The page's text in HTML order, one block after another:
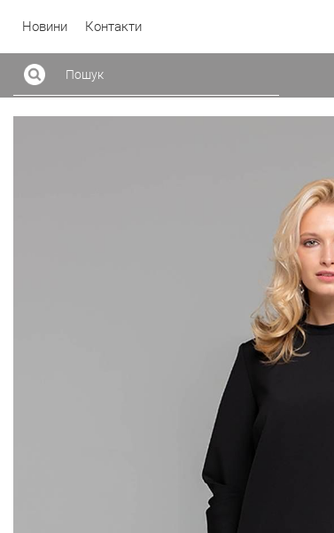
Новини Контакти